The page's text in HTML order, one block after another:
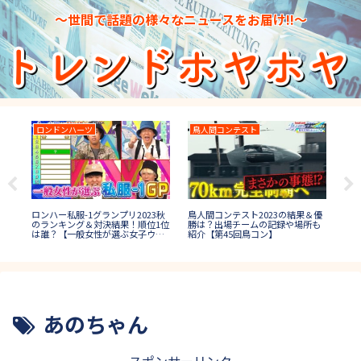
～世間で話題の様々なニュースをお届け!!～
ロンドンハーツ
ロンハー私服-1グランプリ2023秋
のランキング＆対決結果！順位1位
は誰？【一般女性が選ぶ女子ウケ
鳥人間コンテスト
鳥人間コンテスト2023の結果＆優
勝は？出場チームの記録や場所も
紹介【第45回鳥コン】
あのちゃん